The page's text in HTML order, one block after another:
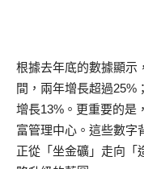
根據去年底的數據顯示
間，兩年增長超過25%
增長13%。更重要的是
富管理中心。這些數
正從「坐金礦」走向「